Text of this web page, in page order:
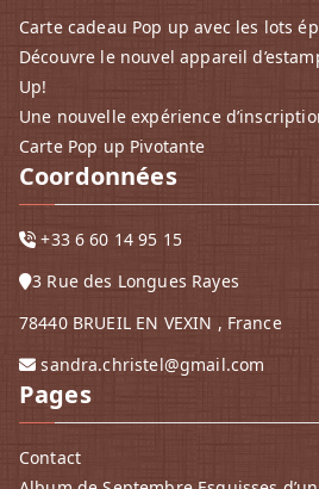
Carte cadeau Pop up avec les lots
Découvre le nouvel appareil
Up!
Une nouvelle expérience
Carte Pop up Pivotante
Coordonnées
+33 6 60 14 95 15
3 Rue des Longues Rayes
78440 BRUEIL EN VEXIN , France
sandra.christel@gmail.com
Pages
Contact